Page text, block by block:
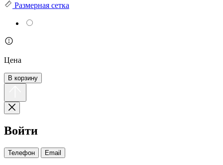
Размерная сетка
Цена
В корзину
Войти
Телефон Email